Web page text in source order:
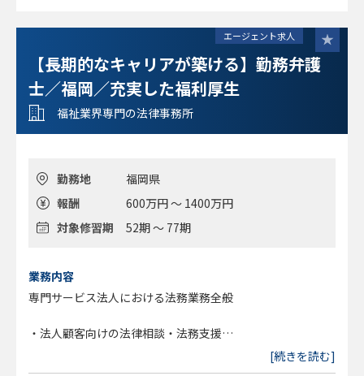
エージェント求人
【長期的なキャリアが築ける】勤務弁護
士／福岡／充実した福利厚生
福祉業界専門の法律事務所
勤務地
福岡県
報酬
600万円 ～ 1400万円
対象修習期
52期 ～ 77期
業務内容
専門サービス法人における法務業務全般
・法人顧客向けの法律相談・法務支援
・人事労務問題への対応（労務相談、規程整備、従業員トラ
[続きを読む]